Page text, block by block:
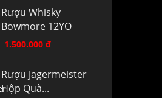
Rượu Whisky
Bowmore 12YO
1.500.000 đ
Rượu Jagermeister
Hộp Quà...